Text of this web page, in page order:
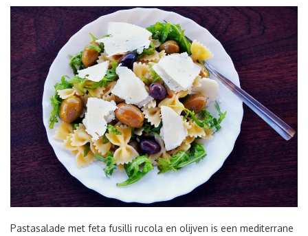
Pastasalade met feta fusilli rucola en olijven is een mediterrane